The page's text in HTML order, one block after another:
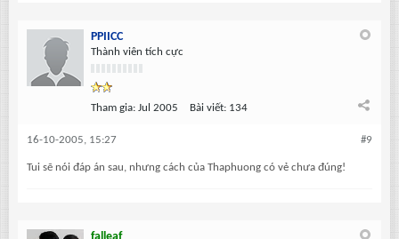
PPIICC
Thành viên tích cực
Tham gia: Jul 2005 Bài viết: 134
#9
16-10-2005, 15:27
Tui sẽ nói đáp án sau, nhưng cách của Thaphuong có vẻ chưa đúng!